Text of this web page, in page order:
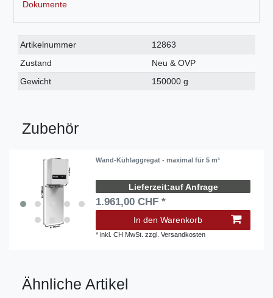
Dokumente
Technisches
Merkmal
Wert
Artikelnummer
12863
Zustand
Neu & OVP
Gewicht
150000 g
Zubehör
Wand-Kühlaggregat - maximal für 5 m³
auf Anfrage
1.961,00 CHF *
In den Warenkorb
*inkl. CH MwSt. zzgl.Versandkosten
Ähnliche Artikel